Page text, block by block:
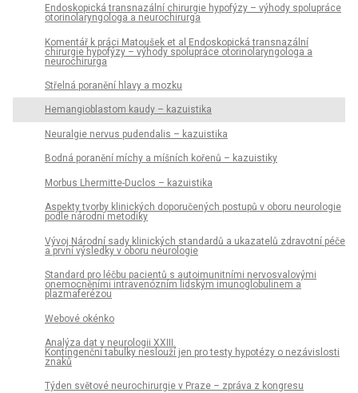
Endoskopická transnazální chirurgie hypofýzy – výhody spolupráce
otorinolaryngologa a neurochirurga
Komentář k práci Matoušek et al Endoskopická transnazální
chirurgie hypofýzy – výhody spolupráce otorinolaryngologa a
neurochirurga
Střelná poranění hlavy a mozku
Hemangioblastom kaudy – kazuistika
Neuralgie nervus pudendalis – kazuistika
Bodná poranění míchy a míšních kořenů – kazuistiky
Morbus Lhermitte-Duclos – kazuistika
Aspekty tvorby klinických doporučených postupů v oboru neurologie
podle národní metodiky
Vývoj Národní sady klinických standardů a ukazatelů zdravotní péče
a první výsledky v oboru neurologie
Standard pro léčbu pacientů s autoimunitními nervosvalovými
onemocněními intravenózním lidským imunoglobulinem a
plazmaferézou
Webové okénko
Analýza dat v neurologii XXIII.
Kontingenční tabulky neslouží jen pro testy hypotézy o nezávislosti
znaků
Týden světové neurochirurgie v Praze – zpráva z kongresu